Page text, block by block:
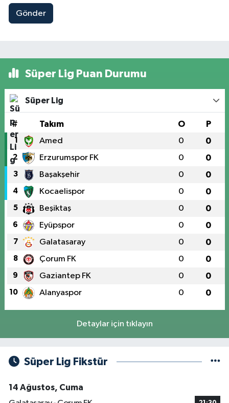
Gönder
Süper Lig Puan Durumu
Süper Lig
# Takım O P
1 Amed 0 0
2 Erzurumspor FK 0 0
3 Başakşehir 0 0
4 Kocaelispor 0 0
5 Beşiktaş 0 0
6 Eyüpspor 0 0
7 Galatasaray 0 0
8 Çorum FK 0 0
9 Gaziantep FK 0 0
10 Alanyaspor 0 0
Detaylar için tıklayın
Süper Lig Fikstür
14 Ağustos, Cuma